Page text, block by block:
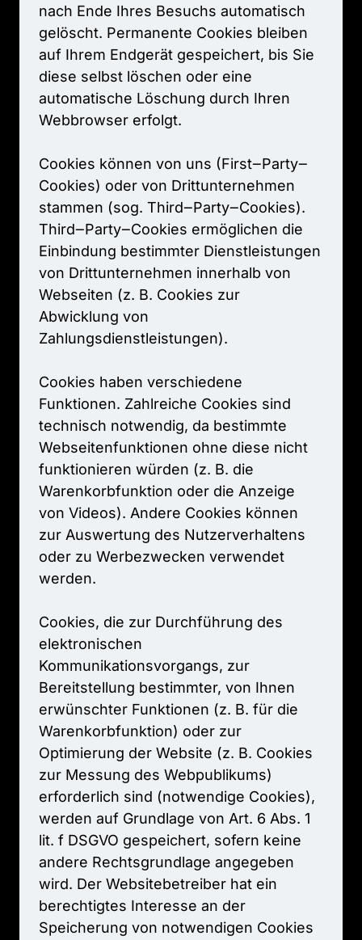
nach Ende Ihres Besuchs
gelöscht. Permanente Cookies
auf Ihrem Endgerät gespeichert, bis
diese selbst löschen oder
automatische Löschung durch
Webbrowser erfolgt.
Cookies können von uns (First‒Party‒
Cookies) oder von
stammen (sog. Third‒Party‒
Third‒Party‒Cookies ermöglichen
Einbindung bestimmter
von Drittunternehmen innerhalb
Webseiten (z. B. Cookies
Abwicklung
Zahlungsdienstleistungen).
Cookies haben
Funktionen. Zahlreiche Cookies
technisch notwendig, da
Webseitenfunktionen ohne diese
funktionieren würden (z. B.
Warenkorbfunktion oder die
von Videos). Andere Cookies
zur Auswertung des
oder zu Werbezwecken
werden.
Cookies, die zur Durchführung
Kommunikationsvorgangs,
Bereitstellung bestimmter, von
erwünschter Funktionen (z. B. für
Warenkorbfunktion) oder
Optimierung der Website (z. B.
zur Messung des
erforderlich sind (notwendige
werden auf Grundlage von Art. 6 Abs.
lit. f DSGVO gespeichert, sofern
andere Rechtsgrundlage
wird. Der Websitebetreiber hat
berechtigtes Interesse an
Speicherung von notwendigen